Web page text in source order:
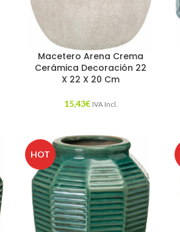
Macetero Arena Crema
Cerámica Decoración 22
X 22 X 20 Cm
15,43€ IVA Incl.
HOT